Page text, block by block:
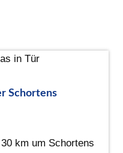
Schortens
km um Schortens